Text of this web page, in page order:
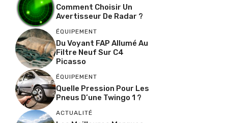
Comment Choisir Un
Avertisseur De Radar ?
ÉQUIPEMENT
Du Voyant FAP Allumé Au
Filtre Neuf Sur C4
Picasso
ÉQUIPEMENT
Quelle Pression Pour Les
Pneus D’une Twingo 1 ?
ACTUALITÉ